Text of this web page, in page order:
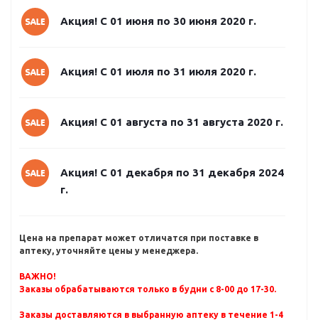
Акция! С 01 июня по 30 июня 2020 г.
Акция! С 01 июля по 31 июля 2020 г.
Акция! С 01 августа по 31 августа 2020 г.
Акция! С 01 декабря по 31 декабря 2024
г.
Цена на препарат может отличатся при поставке в
аптеку, уточняйте цены у менеджера.
ВАЖНО!
Заказы обрабатываются только в будни с 8-00 до 17-30.
Заказы доставляются в выбранную аптеку в течение 1-4